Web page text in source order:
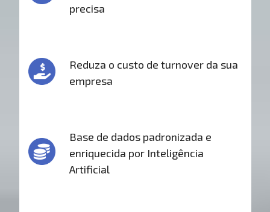
precisa
Reduza o custo de turnover da sua
empresa
Base de dados padronizada e
enriquecida por Inteligência
Artificial